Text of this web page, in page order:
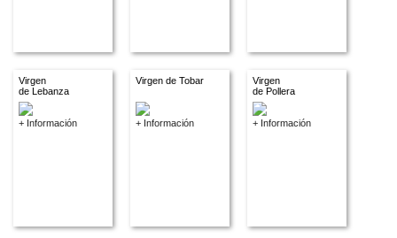
Virgen
de Lebanza
+ Información
Virgen de Tobar
+ Información
Virgen
de Pollera
+ Información